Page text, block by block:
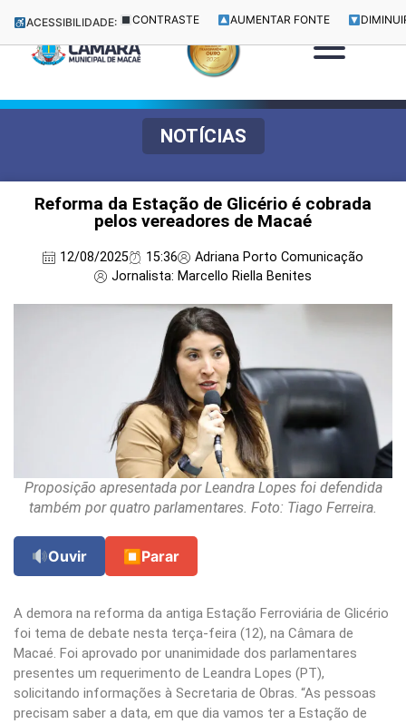
ACESSIBILIDADE: CONTRASTE AUMENTAR FONTE
NOTÍCIAS
Reforma da Estação de Glicério é cobrada
pelos vereadores de Macaé
12/08/2025 15:36
Adriana Porto Comunicação
Jornalista: Marcello Riella Benites
Proposição apresentada por Leandra Lopes foi defendida
também por quatro parlamentares. Foto: Tiago Ferreira.
Ouvir ⏹ Parar
A demora na reforma da antiga Estação Ferroviária de Glicério
foi tema de debate nesta terça-feira (12), na Câmara de
Macaé. Foi aprovado por unanimidade dos parlamentares
presentes um requerimento de Leandra Lopes (PT),
solicitando informações à Secretaria de Obras. “As pessoas
precisam saber a data, em que dia vamos ter a Estação de